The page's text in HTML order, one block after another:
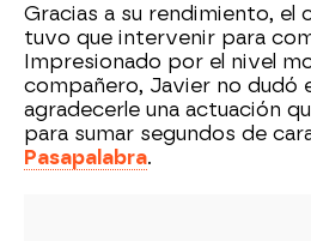
Gracias a su rendimiento, el
tuvo que intervenir para
Impresionado por el nivel
compañero, Javier no dudó
agradecerle una actuación
para sumar segundos de
Pasapalabra.